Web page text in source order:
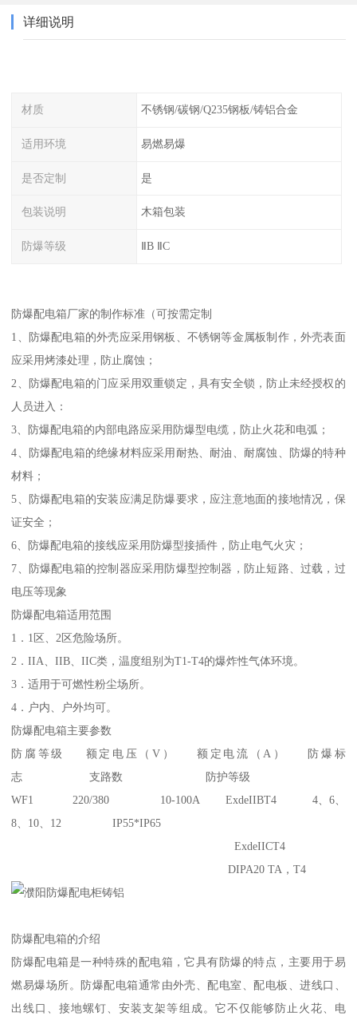
详细说明
材质 不锈钢/碳钢/Q235钢板/铸铝合金
适用环境 易燃易爆
是否定制 是
包装说明 木箱包装
防爆等级 ⅡB ⅡC
防爆配电箱厂家的制作标准（可按需定制
1、防爆配电箱的外壳应采用钢板、不锈钢等金属板制作，外壳表面
应采用烤漆处理，防止腐蚀；
2、防爆配电箱的门应采用双重锁定，具有安全锁，防止未经授权的
人员进入：
3、防爆配电箱的内部电路应采用防爆型电缆，防止火花和电弧；
4、防爆配电箱的绝缘材料应采用耐热、耐油、耐腐蚀、防爆的特种
材料；
5、防爆配电箱的安装应满足防爆要求，应注意地面的接地情况，保
证安全；
6、防爆配电箱的接线应采用防爆型接插件，防止电气火灾；
7、防爆配电箱的控制器应采用防爆型控制器，防止短路、过载，过
电压等现象
防爆配电箱适用范围
1．1区、2区危险场所。
2．IIA、IIB、IIC类，温度组别为T1-T4的爆炸性气体环境。
3．适用于可燃性粉尘场所。
4．户内、户外均可。
防爆配电箱主要参数
防腐等级 额定电压（V） 额定电流（A） 防爆标
志 支路数 防护等级
WF1 220/380 10-100A ExdeIIBT4 4、6、
8、10、12 IP55*IP65
ExdeIICT4
DIPA20 TA，T4
防爆配电箱的介绍
防爆配电箱是一种特殊的配电箱，它具有防爆的特点，主要用于易
燃易爆场所。防爆配电箱通常由外壳、配电室、配电板、进线口、
出线口、接地螺钉、安装支架等组成。它不仅能够防止火花、电